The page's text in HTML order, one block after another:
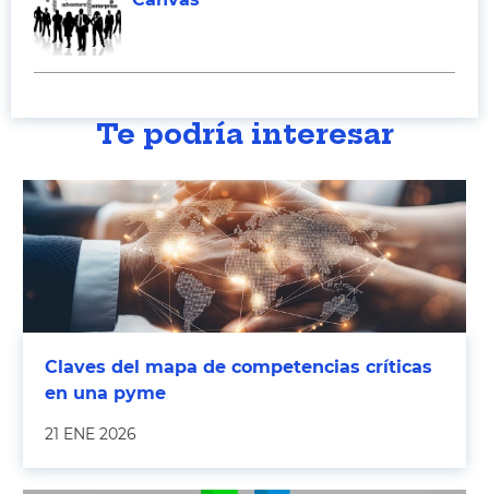
Te podría interesar
Claves del mapa de competencias críticas
en una pyme
21 ENE 2026